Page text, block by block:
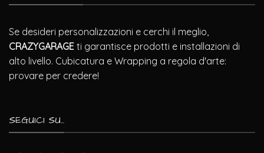
Se desideri personalizzazioni e cerchi il meglio,
CRAZYGARAGE ti garantisce prodotti e installazioni di
alto livello. Cubicatura e Wrapping a regola d'arte:
provare per credere!
SEGUICI SU...